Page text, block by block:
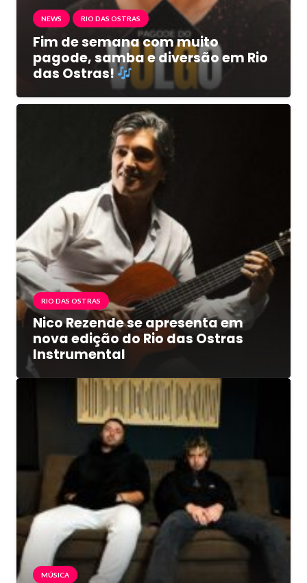
NEWS RIO DAS OSTRAS
Fim de semana com muito
pagode, samba e diversão em Rio
das Ostras!
RIO DAS OSTRAS
Nico Rezende se apresenta em
nova edição do Rio das Ostras
Instrumental
MÚSICA